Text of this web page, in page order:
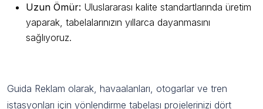
Uzun Ömür: Uluslararası kalite standartlarında üretim
yaparak, tabelalarınızın yıllarca dayanmasını
sağlıyoruz.
Guida Reklam olarak, havaalanları, otogarlar ve tren
istasyonları için yönlendirme tabelası projelerinizi dört